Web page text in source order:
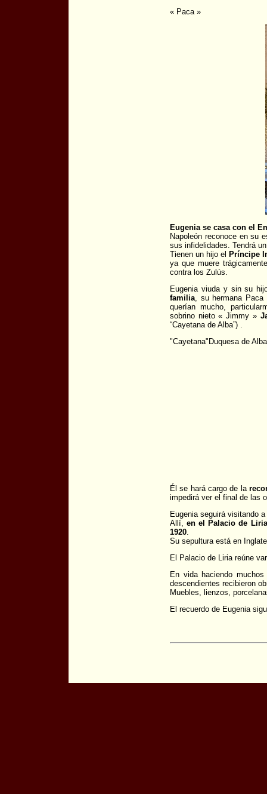
« Paca »
Eugenia se casa con el
Napoleón reconoce en su
sus infidelidades. Tendrá
Tienen un hijo el Príncipe
ya que muere
contra los Zulús.
Eugenia viuda y sin su
familia, su hermana
querían mucho,
sobrino nieto « Jimmy »
“Cayetana de Alba”) .
"Cayetana"Duquesa de Alba
Él se hará cargo de la
impedirá ver el final de las
Eugenia seguirá visitando
Allí,en el Palacio de
1920.
Su sepultura está en
El Palacio de Liria reúne
En vida haciendo
descendientes recibieron
Muebles, lienzos,
El recuerdo de Eugenia